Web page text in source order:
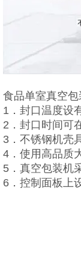
食品单室真空
1．封口温度设
2．封口时间可
3．不锈钢机壳
4．使用高品质
5．真空包装机
6．控制面板上